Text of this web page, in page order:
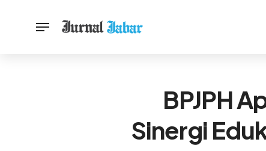
BPJPH
Sinergi